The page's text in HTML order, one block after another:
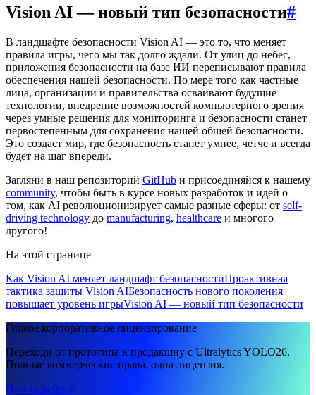
Vision AI — новый тип безопасности#
В ландшафте безопасности Vision AI — это то, что меняет
правила игры, чего мы так долго ждали. От улиц до небес,
приложения безопасности на базе ИИ переписывают правила
обеспечения нашей безопасности. По мере того как частные
лица, организации и правительства осваивают будущие
технологии, внедрение возможностей компьютерного зрения
через умные решения для мониторинга и безопасности станет
первостепенным для сохранения нашей общей безопасности.
Это создаст мир, где безопасность станет умнее, четче и всегда
будет на шаг впереди.
Загляни в наш репозиторий GitHub и присоединяйся к нашему
community, чтобы быть в курсе новых разработок и идей о
том, как AI революционизирует самые разные сферы: от self-
driving technology до manufacturing, healthcare и многого
другого!
На этой странице
Как Vision AI меняет ландшафт безопасностиПроактивная
тактика защиты Vision AIБезопасность нового поколения
повышает уровень игрыVision AI — новый тип безопасности
Гибкое корпоративное лицензирование
Переходи от прототипа к продакшну с Ultralytics YOLO26.
Полные коммерческие права, одна лицензия.
Начать работу